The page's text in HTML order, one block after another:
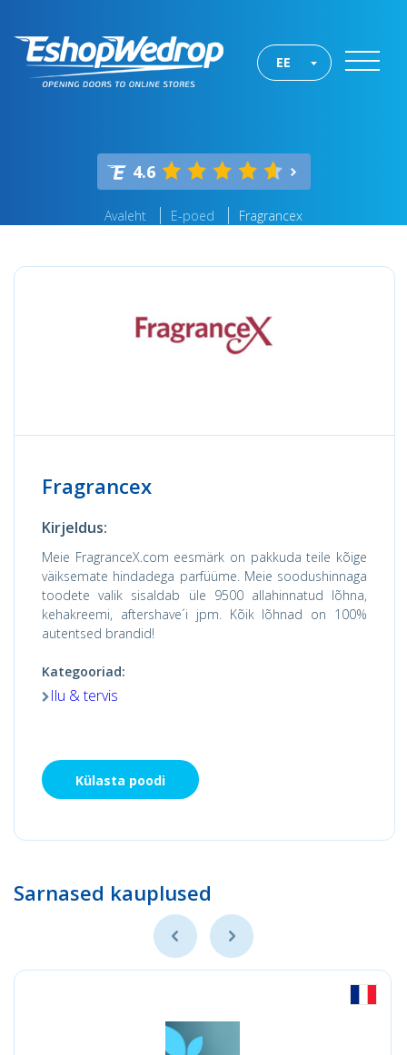
EE
4.6
Avaleht E-poed Fragrancex
Fragrancex
Kirjeldus:
Meie FragranceX.com eesmärk on pakkuda teile kõige
väiksemate hindadega parfüüme. Meie soodushinnaga
toodete valik sisaldab üle 9500 allahinnatud lõhna,
kehakreemi, aftershave´i jpm. Kõik lõhnad on 100%
autentsed brandid!
Kategooriad:
Ilu & tervis
Külasta poodi
Sarnased kauplused